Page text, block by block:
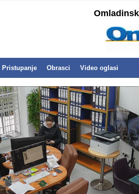
Pristupanje Obrasci Video oglasi